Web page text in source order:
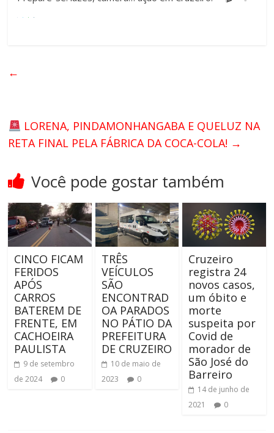
←
LORENA, PINDAMONHANGABA E QUELUZ NA
RETA FINAL PELA FÁBRICA DA COCA-COLA! →
Você pode gostar também
CINCO FICAM
FERIDOS
APÓS
CARROS
BATEREM DE
FRENTE, EM
CACHOEIRA
PAULISTA
9 de setembro
de 2024
0
TRÊS
VEÍCULOS
SÃO
ENCONTRAD
OA PARADOS
NO PÁTIO DA
PREFEITURA
DE CRUZEIRO
10 de maio de
2023
0
Cruzeiro
registra 24
novos casos,
um óbito e
morte
suspeita por
Covid de
morador de
São José do
Barreiro
14 de junho de
2021
0